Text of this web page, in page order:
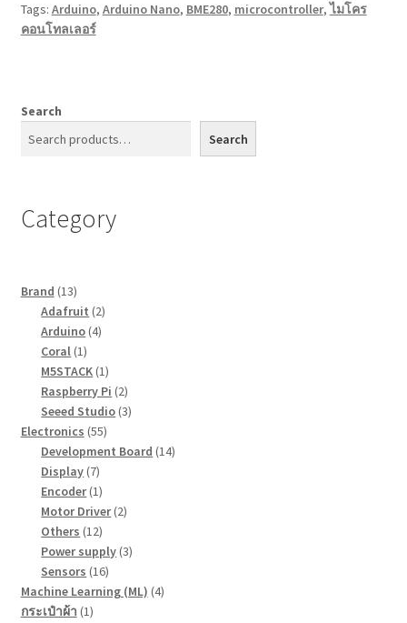
Tags: Arduino, Arduino Nano, BME280, microcontroller,ไมโคร
คอนโทลเลอร์
Search
Search
Category
Brand 1313
สินค้า
Adafruit 22
Arduino 44
Coral 11
สินค้า
M5STACK 11
สินค้า
Raspberry Pi 22
สินค้า
Seeed Studio 33
Electronics 5555
สินค้า
Development Board 1414
Display 77
สินค้า
Encoder 11
สินค้า
Motor Driver 22
Others 1212
สินค้า
Power supply 33
Sensors 1616
สินค้า
Machine Learning (ML) 44
กระเป๋าผ้า 11